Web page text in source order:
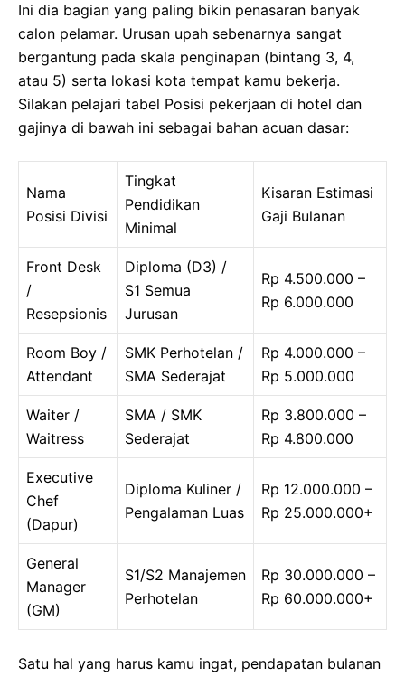
Ini dia bagian yang paling bikin penasaran banyak
calon pelamar. Urusan upah sebenarnya sangat
bergantung pada skala penginapan (bintang 3, 4,
atau 5) serta lokasi kota tempat kamu bekerja.
Silakan pelajari tabel Posisi pekerjaan di hotel dan
gajinya di bawah ini sebagai bahan acuan dasar:
Nama
Posisi Divisi
Tingkat
Pendidikan
Minimal
Kisaran Estimasi
Gaji Bulanan
Front Desk
/
Resepsionis
Diploma (D3) /
S1 Semua
Jurusan
Rp 4.500.000 –
Rp 6.000.000
Room Boy /
Attendant
SMK Perhotelan /
SMA Sederajat
Rp 4.000.000 –
Rp 5.000.000
Waiter /
Waitress
SMA / SMK
Sederajat
Rp 3.800.000 –
Rp 4.800.000
Executive
Chef
(Dapur)
Diploma Kuliner /
Pengalaman Luas
Rp 12.000.000 –
Rp 25.000.000+
General
Manager
(GM)
S1/S2 Manajemen
Perhotelan
Rp 30.000.000 –
Rp 60.000.000+
Satu hal yang harus kamu ingat, pendapatan bulanan